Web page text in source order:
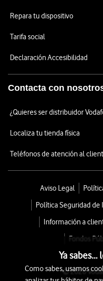
Repara tu dispositivo
Tarifa social
Declaración Accesibilidad
Contacta con
¿Quieres ser distribuidor
Localiza tu tienda física
Teléfonos de atención al
Aviso Legal
Política Seguridad
Información a
Fondos
© 2026
Ya sabes...
Como sabes, usamos